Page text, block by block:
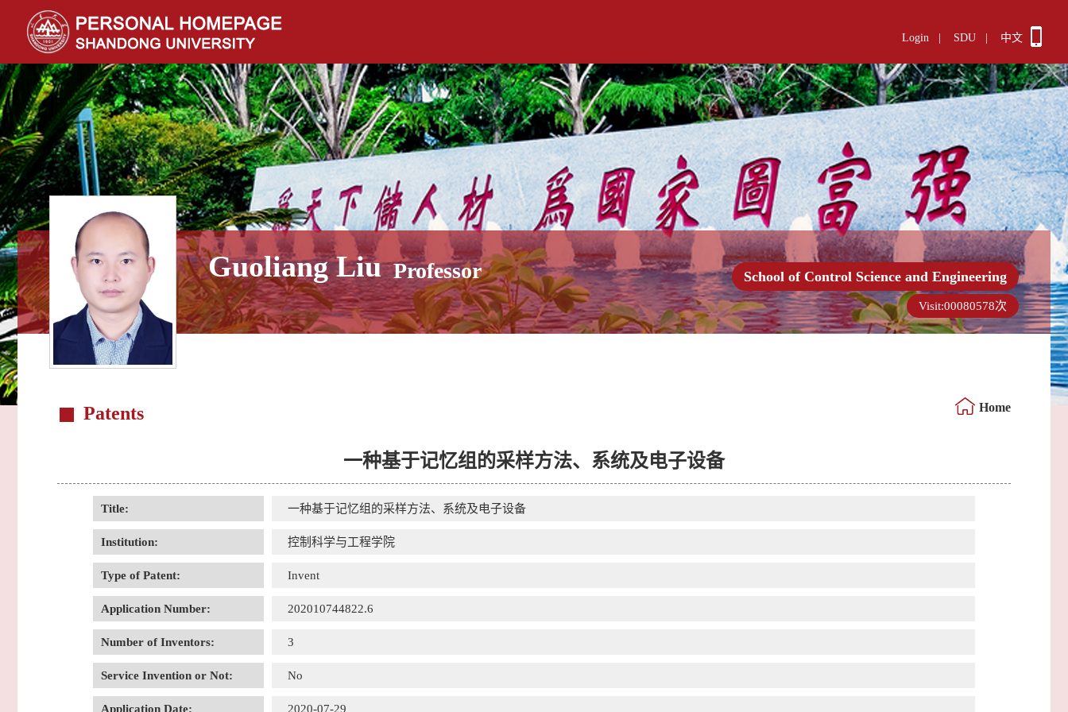
Login SDU 中文
Guoliang Liu Professor School of Control Science and Engineering
Visit:00080578次
Patents Home
一种基于记忆组的采样方法、系统及电子设备
Title: 一种基于记忆组的采样方法、系统及电子设备
Institution: 控制科学与工程学院
Type of Patent: Invent
Application Number: 202010744822.6
Number of Inventors: 3
Service Invention or Not: No
Application Date: 2020-07-29